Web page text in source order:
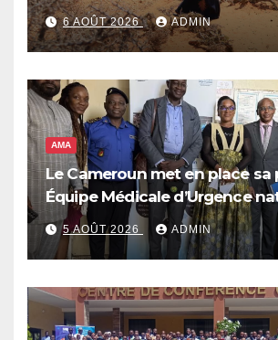
de réponse face à la menace
qui pourrait plonger des
millions de personnes dans
alimentaire aiguë
6 AOÛT 2026 ADMIN
AMA
Le Cameroun met en place sa
Équipe Médicale d’Urgence
5 AOÛT 2026 ADMIN